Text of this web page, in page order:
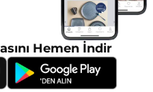
Hemen İndir